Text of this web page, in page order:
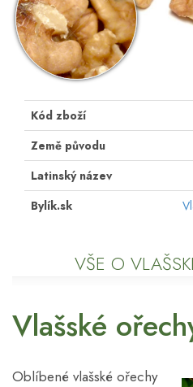
Kód zboží
Země původu
Latinský název
Bylík.sk
VŠE O
Vlašské
Oblíbené vlašské ořechy